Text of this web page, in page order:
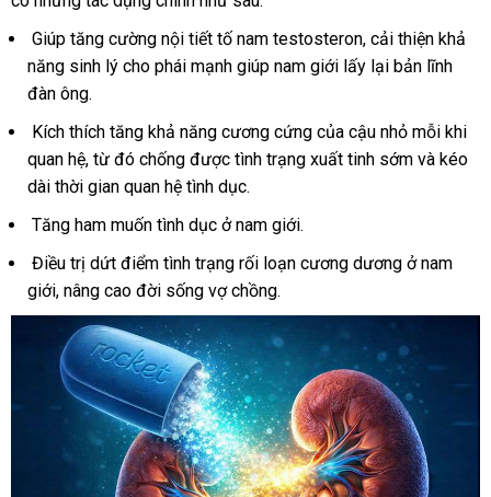
Giúp tăng cường nội tiết tố nam testosteron, cải thiện khả
năng sinh lý cho phái mạnh giúp nam giới lấy lại bản lĩnh
đàn ông.
Kích thích tăng khả năng cương cứng của cậu nhỏ mỗi khi
quan hệ, từ đó chống được tình trạng xuất tinh sớm và kéo
dài thời gian quan hệ tình dục.
Tăng ham muốn tình dục ở nam giới.
Điều trị dứt điểm tình trạng rối loạn cương dương ở nam
giới, nâng cao đời sống vợ chồng.